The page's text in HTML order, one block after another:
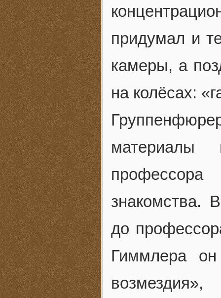
придумал и
камеры, а
на колёсах:
материалы
профессора
знакомства.
до
Гиммлера он